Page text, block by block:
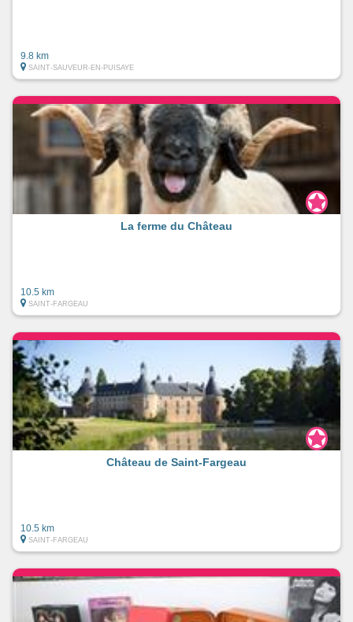
9.8 km
SAINT-SAUVEUR-EN-PUISAYE
La ferme du Château
10.5 km
SAINT-FARGEAU
Château de Saint-Fargeau
10.5 km
SAINT-FARGEAU